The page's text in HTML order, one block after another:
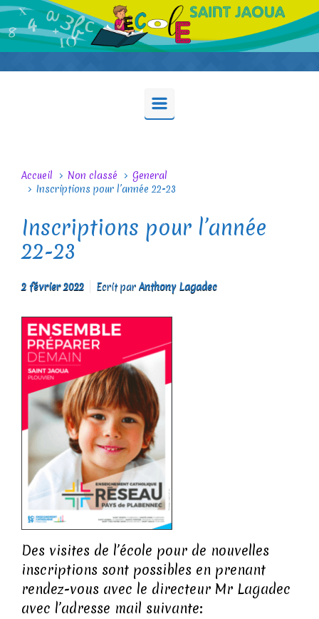
Skip to main content
Accueil Non classé
General
Inscriptions pour l’année 22-23
Inscriptions pour l’année
22-23
2 février 2022 Ecrit par Anthony Lagadec
Des visites de l’école pour de nouvelles
inscriptions sont possibles en prenant
rendez-vous avec le directeur Mr Lagadec
avec l’adresse mail suivante: